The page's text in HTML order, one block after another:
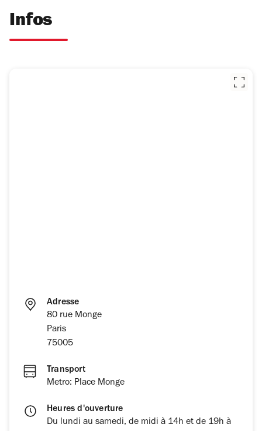
Infos
Adresse
80 rue Monge
Paris
75005
Transport
Metro: Place Monge
Heures d'ouverture
Du lundi au samedi, de midi à 14h et de 19h à